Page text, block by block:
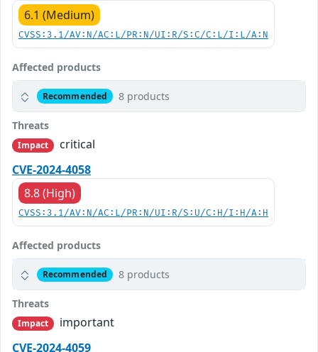
6.1 (Medium)
CVSS:3.1/AV:N/AC:L/PR:N/UI:R/S:C/C:L/I:L/A:N
Affected products
Recommended 8 products
Threats
Impact
critical
CVE-2024-4058
8.8 (High)
CVSS:3.1/AV:N/AC:L/PR:N/UI:R/S:U/C:H/I:H/A:H
Affected products
Recommended 8 products
Threats
Impact
important
CVE-2024-4059